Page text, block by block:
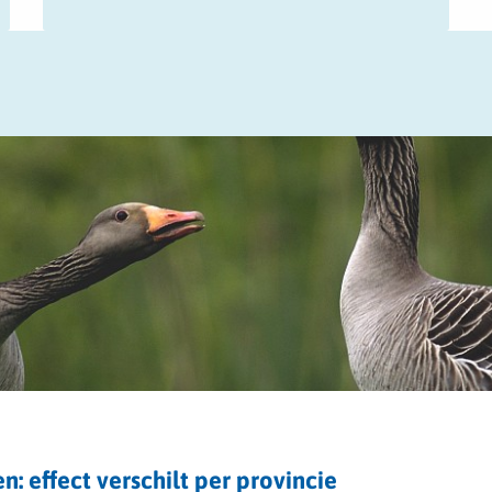
effect verschilt per provincie